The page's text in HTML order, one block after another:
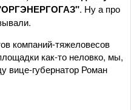
. Ну а про
компаний-тяжеловесов
как-то неловко, мы,
вице-губернатор Роман